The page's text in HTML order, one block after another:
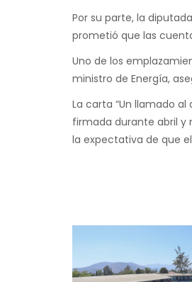
Por su parte, la
prometió que las
Uno de los
ministro de Energía,
La carta “Un llamado
firmada durante abril y
la expectativa de que